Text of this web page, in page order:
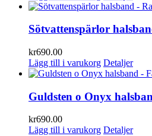
Sötvattenspärlor
kr690.00
Lägg till i varukorg Detaljer
Guldsten o Onyx
kr690.00
Lägg till i varukorg Detaljer